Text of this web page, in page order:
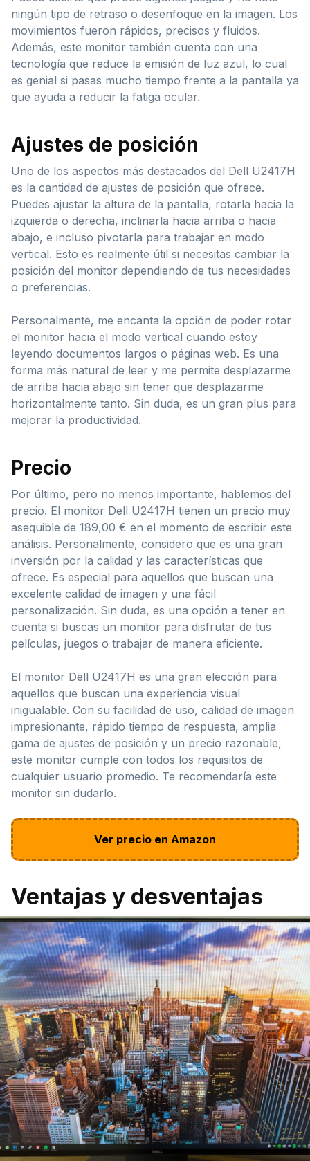
ningún tipo de retraso o desenfoque en la imagen. Los
movimientos fueron rápidos, precisos y fluidos.
Además, este monitor también cuenta con una
tecnología que reduce la emisión de luz azul, lo cual
es genial si pasas mucho tiempo frente a la pantalla ya
que ayuda a reducir la fatiga ocular.
Ajustes de posición
Uno de los aspectos más destacados del Dell U2417H
es la cantidad de ajustes de posición que ofrece.
Puedes ajustar la altura de la pantalla, rotarla hacia la
izquierda o derecha, inclinarla hacia arriba o hacia
abajo, e incluso pivotarla para trabajar en modo
vertical. Esto es realmente útil si necesitas cambiar la
posición del monitor dependiendo de tus necesidades
o preferencias.
Personalmente, me encanta la opción de poder rotar
el monitor hacia el modo vertical cuando estoy
leyendo documentos largos o páginas web. Es una
forma más natural de leer y me permite desplazarme
de arriba hacia abajo sin tener que desplazarme
horizontalmente tanto. Sin duda, es un gran plus para
mejorar la productividad.
Precio
Por último, pero no menos importante, hablemos del
precio. El monitor Dell U2417H tienen un precio muy
asequible de 189,00 € en el momento de escribir este
análisis. Personalmente, considero que es una gran
inversión por la calidad y las características que
ofrece. Es especial para aquellos que buscan una
excelente calidad de imagen y una fácil
personalización. Sin duda, es una opción a tener en
cuenta si buscas un monitor para disfrutar de tus
películas, juegos o trabajar de manera eficiente.
El monitor Dell U2417H es una gran elección para
aquellos que buscan una experiencia visual
inigualable. Con su facilidad de uso, calidad de imagen
impresionante, rápido tiempo de respuesta, amplia
gama de ajustes de posición y un precio razonable,
este monitor cumple con todos los requisitos de
cualquier usuario promedio. Te recomendaría este
monitor sin dudarlo.
Ver precio en Amazon
Ventajas y desventajas